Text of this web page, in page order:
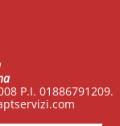
P.I. 01886791209.